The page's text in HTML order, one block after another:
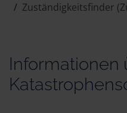
Zuständigkeitsfinder
Informationen